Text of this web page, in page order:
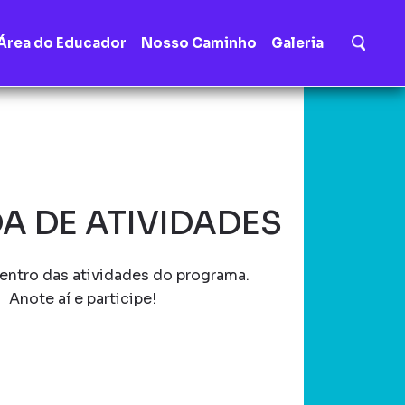
do Educador Nosso Caminho Galeria
DE ATIVIDADES
das atividades do programa.
Anote aí e participe!